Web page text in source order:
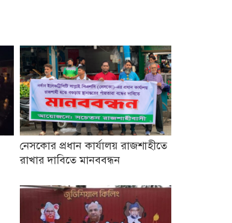
নেসকোর প্রধান কার্যালয় রাজশাহীতে
রাখার দাবিতে মানববন্ধন